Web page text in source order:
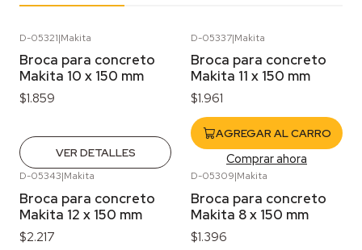
D-05321|Makita
Broca para concreto
Makita 10 x 150 mm
$1.859
VER DETALLES
D-05337|Makita
Broca para concreto
Makita 11 x 150 mm
$1.961
AGREGAR AL CARRO
Comprar ahora
D-05343|Makita
Broca para concreto
Makita 12 x 150 mm
$2.217
D-05309|Makita
Broca para concreto
Makita 8 x 150 mm
$1.396